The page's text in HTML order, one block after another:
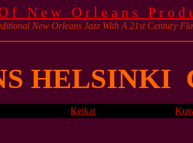
New Orleans
New Orleans Jazz With A 21st Century
HELSINKI
Keikat